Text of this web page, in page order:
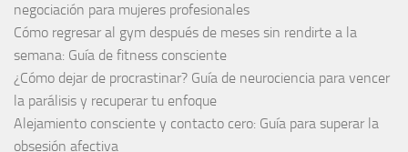
negociación para mujeres profesionales
Cómo regresar al gym después de meses sin rendirte a la
semana: Guía de fitness consciente
¿Cómo dejar de procrastinar? Guía de neurociencia para vencer
la parálisis y recuperar tu enfoque
Alejamiento consciente y contacto cero: Guía para superar la
obsesión afectiva